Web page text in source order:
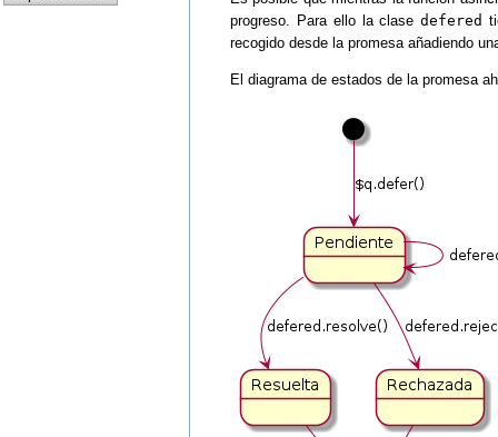
progreso. Para ello la clasedefered
recogido desde la promesa añadiendo
El diagrama de estados de la promesa